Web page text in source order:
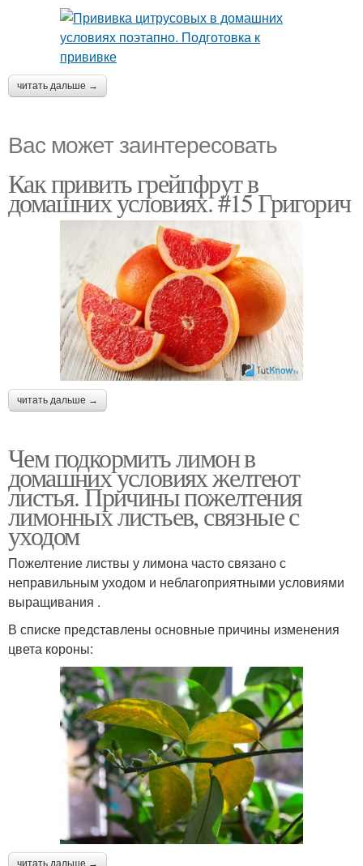
читать дальше →
Вас может заинтересовать
Как привить грейпфрут в
домашних условиях. #15 Григорич
читать дальше →
Чем подкормить лимон в
домашних условиях желтеют
листья. Причины пожелтения
лимонных листьев, связные с
уходом
Пожелтение листвы у лимона часто связано с
неправильным уходом и неблагоприятными условиями
выращивания .
В списке представлены основные причины изменения
цвета короны:
читать дальше →